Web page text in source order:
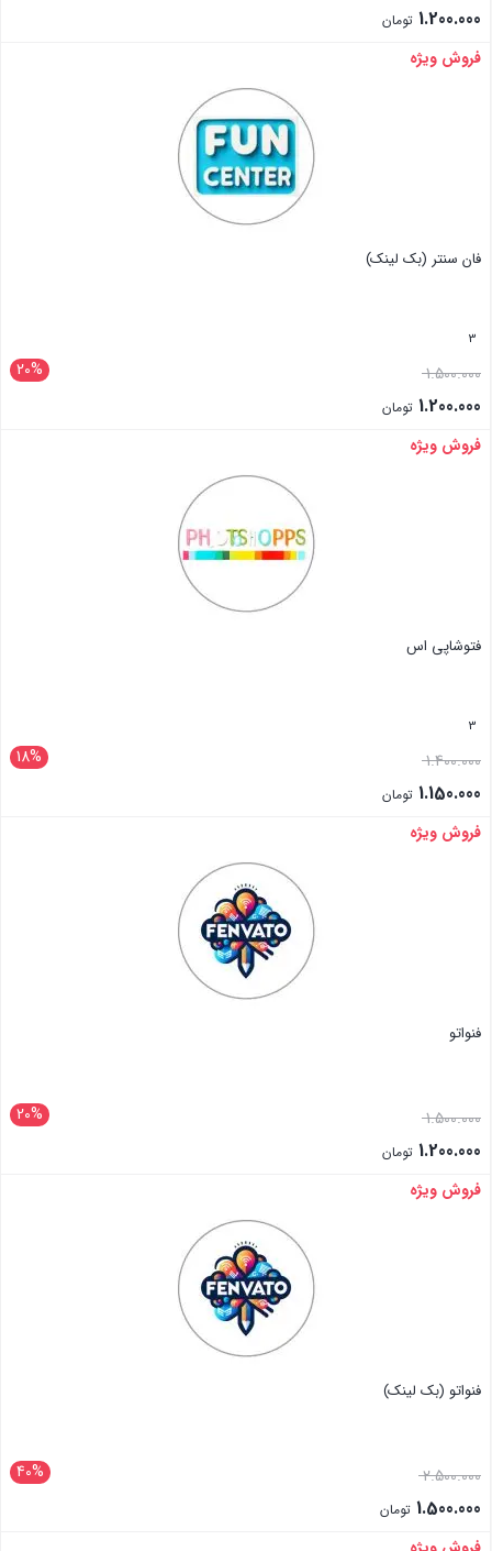
1.200.000 تومان
بستن
فروش ویژه
فان سنتر (بک لینک)
3
20% 1.500.000
1.200.000 تومان
بستن
فروش ویژه
فتوشاپی اس
3
18% 1.400.000
1.150.000 تومان
بستن
فروش ویژه
فنواتو
20% 1.500.000
1.200.000 تومان
بستن
فروش ویژه
فنواتو (بک لینک)
40% 2.500.000
1.500.000 تومان